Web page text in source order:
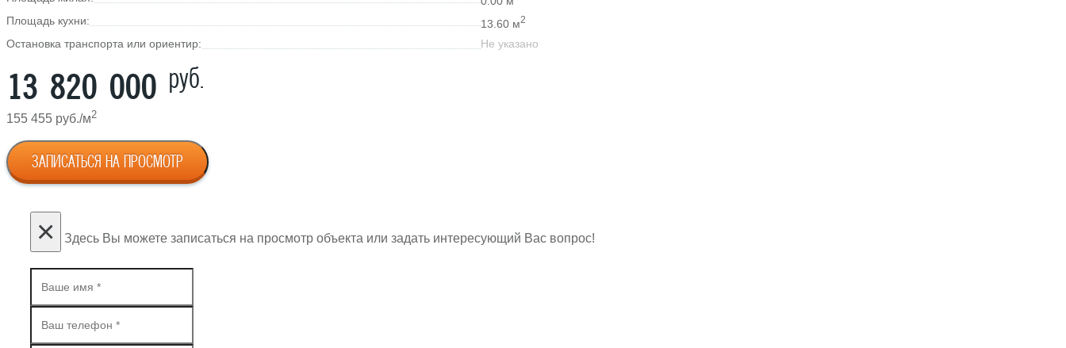
Площадь кухни: 13.60 м2
Остановка транспорта или ориентир: Не указано
13 820 000 руб.
155 455 руб./м2
ЗАПИСАТЬСЯ НА ПРОСМОТР
× Здесь Вы можете записаться на просмотр объекта или задать интересующий Вас вопрос!